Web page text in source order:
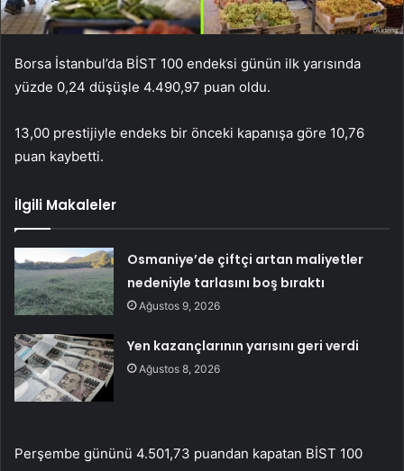
Borsa İstanbul’da BİST 100 endeksi günün ilk yarısında
yüzde 0,24 düşüşle 4.490,97 puan oldu.
13,00 prestijiyle endeks bir önceki kapanışa göre 10,76
puan kaybetti.
İlgili Makaleler
Osmaniye’de çiftçi artan maliyetler
nedeniyle tarlasını boş bıraktı
Ağustos 9, 2026
Yen kazançlarının yarısını geri verdi
Ağustos 8, 2026
Perşembe gününü 4.501,73 puandan kapatan BİST 100